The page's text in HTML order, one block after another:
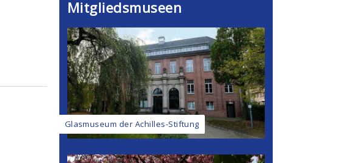
Mitgliedsmuseen
Glasmuseum der Achilles-Stiftung